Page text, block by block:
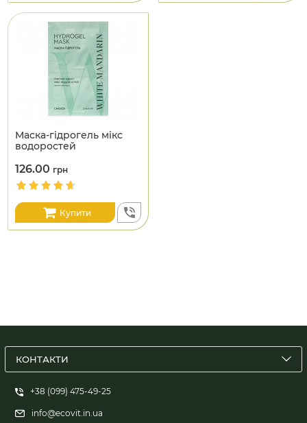
Маска-гідрогель мікс
водоростей
126.00 грн
Купити
КОНТАКТИ
+38 (099) 475-49-25
info@ecovit.in.ua